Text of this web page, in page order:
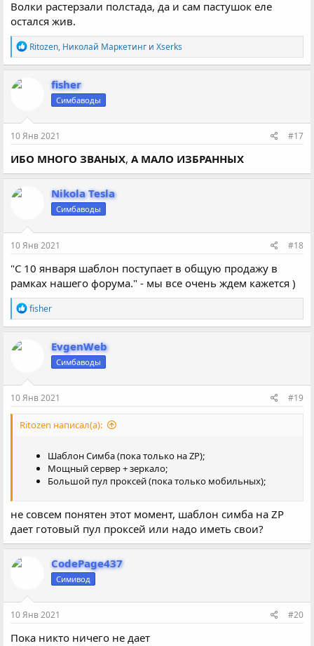
Волки растерзали полстада, да и сам пастушок еле
остался жив.
Р
е
а
:
Ritozen, Николай Маркетинг и Xserks
fisher
Симбаводы
10 Янв 2021 #17
ИБО МНОГО ЗВАНЫХ, А МАЛО ИЗБРАННЫХ
Nikola Tesla
Симбаводы
10 Янв 2021 #18
"С 10 января шаблон поступает в общую продажу в
рамках нашего форума." - мы все очень ждем кажется )
Р
е
а
:
fisher
EvgenWeb
Симбаводы
10 Янв 2021 #19
Ritozen написал(а):
Шаблон Симба (пока только на ZP);
Мощный сервер + зеркало;
Большой пул проксей (пока только мобильных);
не совсем понятен этот момент, шаблон симба на ZP
дает готовый пул проксей или надо иметь свои?
CodePage437
Симивод
10 Янв 2021 #20
Пока никто ничего не дает